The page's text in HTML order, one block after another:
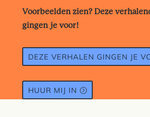
Voorbeelden zien? Deze
gingen je voor!
DEZE VERHALEN GINGEN JE
HUUR MIJ IN